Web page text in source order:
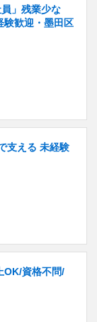
」残業少な
験歓迎・墨田区
支える 未経験
OK/資格不問/